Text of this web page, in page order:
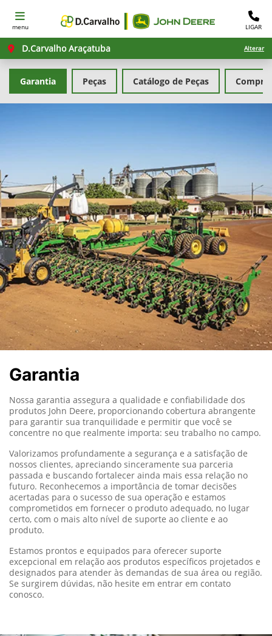
menu LIGAR
D.Carvalho Araçatuba Alterar
Peças Catálogo de Peças
Garantia
Garantia
Nossa garantia assegura a qualidade e confiabilidade dos
produtos John Deere, proporcionando cobertura abrangente
para garantir sua tranquilidade e permitir que você se
concentre no que realmente importa: seu trabalho no campo.
Valorizamos profundamente a segurança e a satisfação de
nossos clientes, apreciando sinceramente sua parceria
passada e buscando fortalecer ainda mais essa relação no
futuro. Reconhecemos a importância de tomar decisões
acertadas para o sucesso de sua operação e estamos
comprometidos em fornecer o produto adequado, no lugar
certo, com o mais alto nível de suporte ao cliente e ao
produto.
Estamos prontos e equipados para oferecer suporte
excepcional em relação aos produtos específicos projetados e
designados para atender às demandas de sua área ou região.
Se surgirem dúvidas, não hesite em entrar em contato
conosco.